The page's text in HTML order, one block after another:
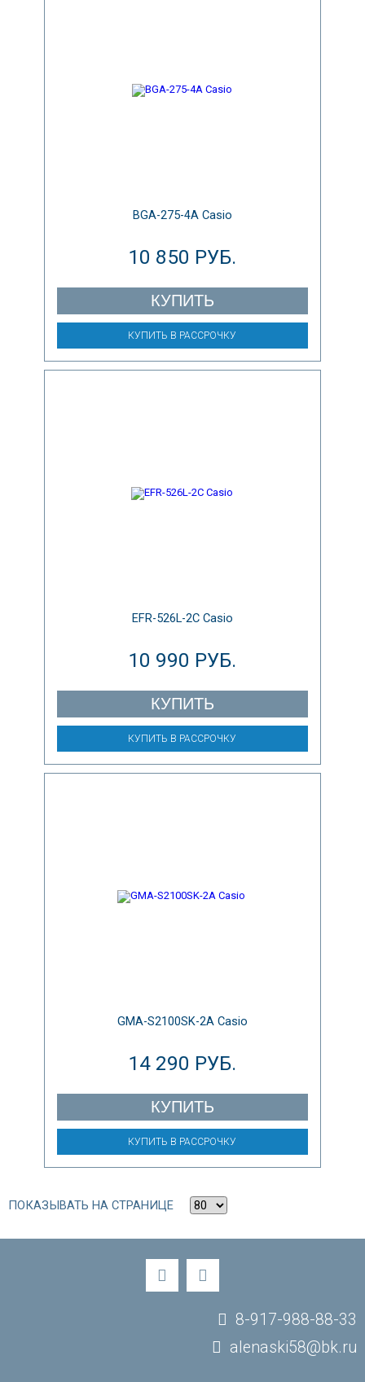
BGA-275-4A Casio
10 850 РУБ.
КУПИТЬ
КУПИТЬ В РАССРОЧКУ
EFR-526L-2C Casio
10 990 РУБ.
КУПИТЬ
КУПИТЬ В РАССРОЧКУ
GMA-S2100SK-2A Casio
14 290 РУБ.
КУПИТЬ
КУПИТЬ В РАССРОЧКУ
ПОКАЗЫВАТЬ НА СТРАНИЦЕ
8-917-988-88-33
alenaski58@bk.ru